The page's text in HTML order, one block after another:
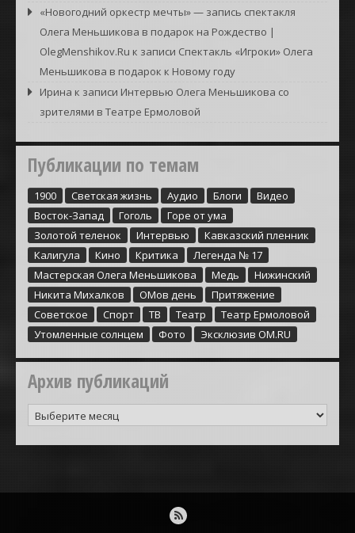
«Новогодний оркестр мечты» — запись спектакля
Олега Меньшикова в подарок на Рождество |
OlegMenshikov.Ru к записи Спектакль «Игроки» Олега
Меньшикова в подарок к Новому году
Ирина к записи Интервью Олега Меньшикова со
зрителями в Театре Ермоловой
Публикации по темам
1900 Cветская жизнь Аудио Блоги
Видео
Восток-Запад
Гоголь
Горе от ума
Золотой теленок
Интервью
Кавказский пленник
Калигула
Кино Критика
Легенда № 17
Мастерская Олега Меньшикова
Медь
Нижинский
Никита Михалков
ОМов день
Притяжение
Советское
Спорт ТВ Театр
Театр Ермоловой
Утомленные солнцем
Фото Эксклюзив ОМ.RU
Архив публикаций
Архив
публикаций